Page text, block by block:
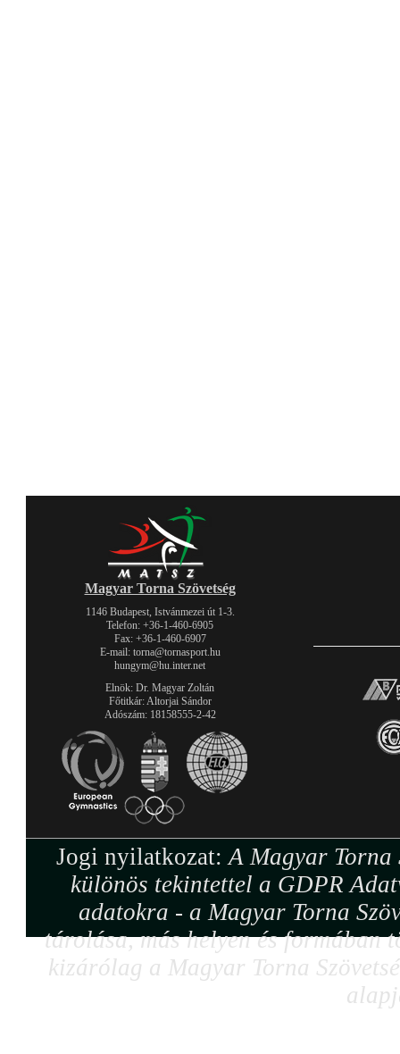
Magyar Torna Szövetség
1146 Budapest, Istvánmezei út 1-3.
Telefon: +36-1-460-6905
Fax: +36-1-460-6907
E-mail: torna@tornasport.hu
hungym@hu.inter.net
Elnök: Dr. Magyar Zoltán
Főtitkár: Altorjai Sándor
Adószám: 18158555-2-42
Jogi nyilatkozat:A Magyar Torna
különös tekintettel a GDPR
adatokra - a Magyar Torna
tárolása, más helyen és formában
kizárólag a Magyar Torna